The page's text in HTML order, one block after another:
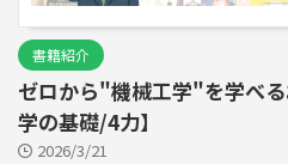
書籍紹介
ゼロから"機械工学"を学べ
学の基礎/4力】
2026/3/21